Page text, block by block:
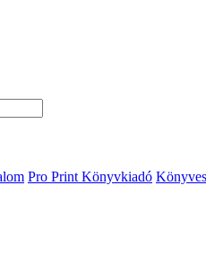
Pro Print Könyvkiadó